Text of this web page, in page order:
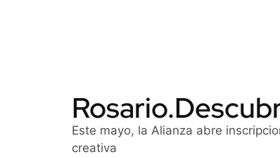
Este mayo, la Alianza abre
creativa